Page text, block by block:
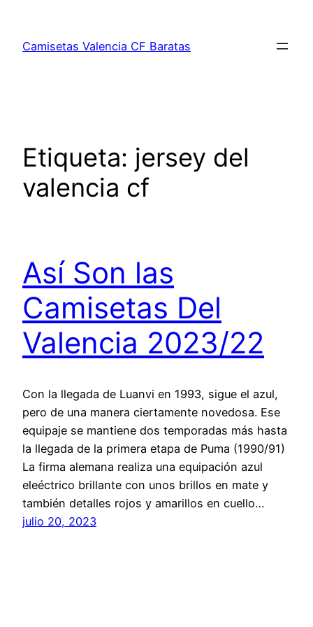
contenido
Camisetas Valencia CF Baratas
Etiqueta: jersey del
valencia cf
Así Son las
Camisetas Del
Valencia 2023/22
Con la llegada de Luanvi en 1993, sigue el azul,
pero de una manera ciertamente novedosa. Ese
equipaje se mantiene dos temporadas más hasta
la llegada de la primera etapa de Puma (1990/91)
La firma alemana realiza una equipación azul
eleéctrico brillante con unos brillos en mate y
también detalles rojos y amarillos en cuello…
julio 20, 2023